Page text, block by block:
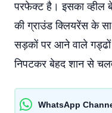
परफेक्ट है। इसका व्हील
की ग्राउंड क्लियरेंस के
सड़कों पर आने वाले
निपटकर बेहद शान से
WhatsApp